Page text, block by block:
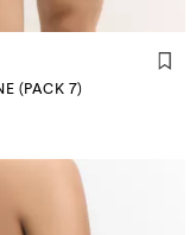
(PACK 7)